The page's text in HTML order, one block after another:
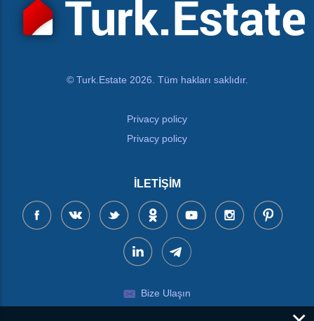
© Turk.Estate 2026. Tüm hakları saklıdır.
Privacy policy
Privacy policy
İLETIŞIM
Bize Ulaşın